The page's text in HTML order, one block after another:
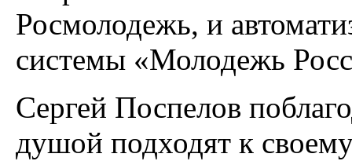
Росмолодежь, и
системы «Молодежь
Сергей Поспелов
душой подходят к